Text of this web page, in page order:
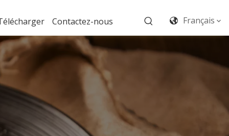
Contactez-nous Français